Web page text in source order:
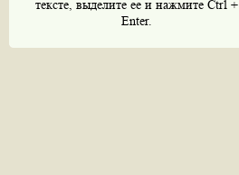
тексте, выделите ее и нажмите Ctrl +
Enter.